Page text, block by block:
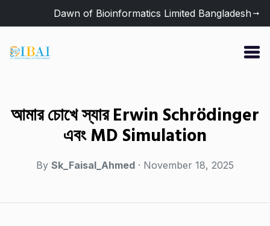
Dawn of Bioinformatics Limited Bangladesh
আমার চোখে স্যার Erwin Schrödinger
এবং MD Simulation
By Sk_Faisal_Ahmed · November 18, 2025